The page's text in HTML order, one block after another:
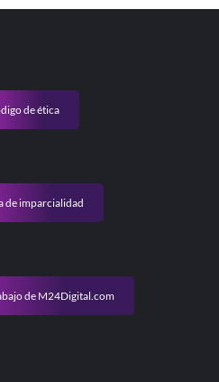
de ética
de imparcialidad
de M24Digital.com